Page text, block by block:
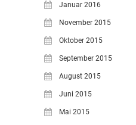
Januar 2016
November 2015
Oktober 2015
September 2015
August 2015
Juni 2015
Mai 2015